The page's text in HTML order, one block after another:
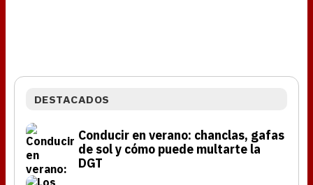
DESTACADOS
Conducir en verano: chanclas, gafas
de sol y cómo puede multarte la
DGT